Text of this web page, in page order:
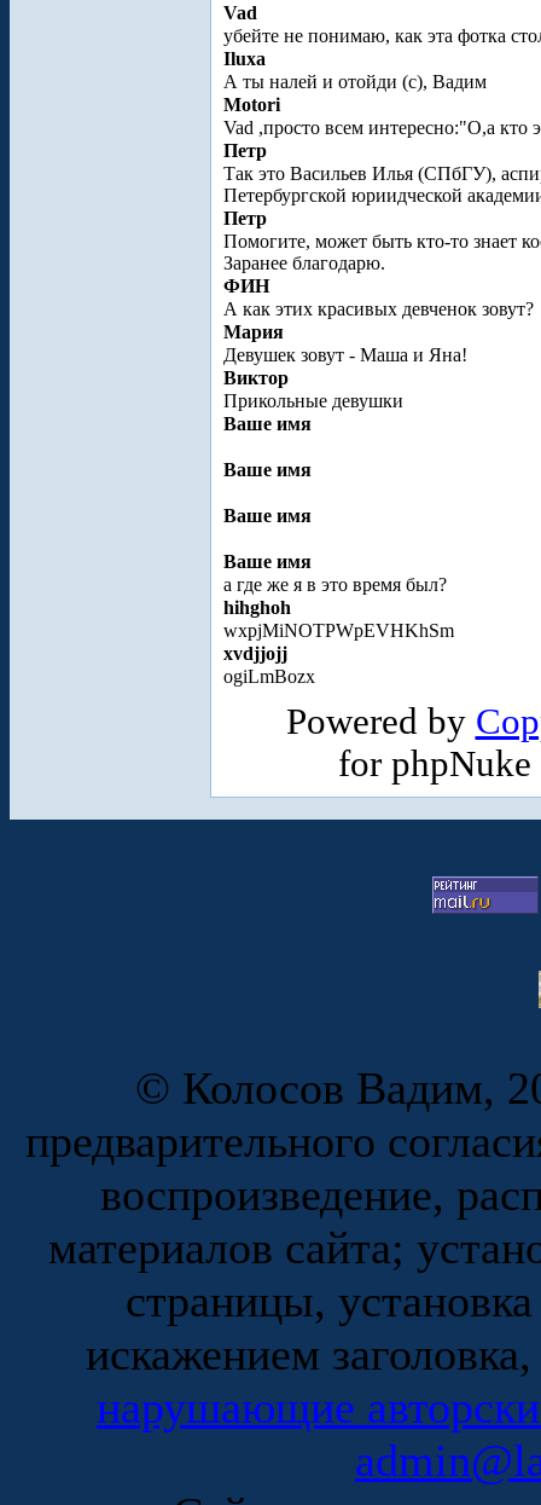
Vad
убейте не понимаю, как эта фотка
Iluxa
А ты налей и отойди (с), Вадим
Motori
Vad ,просто всем интересно:"О,а кто
Петр
Так это Васильев Илья (СПбГУ),
Петербургской юриидческой
Петр
Помогите, может быть кто-то знает
Заранее благодарю.
ФИН
А как этих красивых девченок зовут?
Мария
Девушек зовут - Маша и Яна!
Виктор
Прикольные девушки
Ваше имя
Ваше имя
Ваше имя
Ваше имя
а где же я в это время был?
hihghoh
wxpjMiNOTPWpEVHKhSm
xvdjjojj
ogiLmBozx
Powered by
for
© Колосов Вадим,
предварительного
воспроизведение,
материалов сайта;
страницы,
искажением
нарушающие